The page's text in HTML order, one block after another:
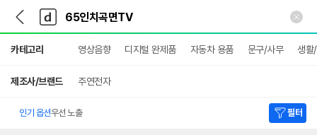
다
나
와
가
기
다
와
메
인
카테고리 영상음향 디지털 완제품 자동차 용품 문구/사무 생활
제조사/브랜드 주연전자
인기 옵션우선 노출 필터